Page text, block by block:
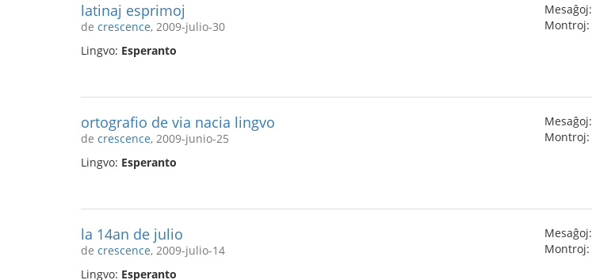
latinaj esprimoj
de crescence, 2009-julio-30
Lingvo: Esperanto
Mesaĝoj:
Montroj:
ortografio de via nacia lingvo
de crescence, 2009-junio-25
Lingvo: Esperanto
Mesaĝoj:
Montroj:
la 14an de julio
de crescence, 2009-julio-14
Lingvo: Esperanto
Mesaĝoj:
Montroj: